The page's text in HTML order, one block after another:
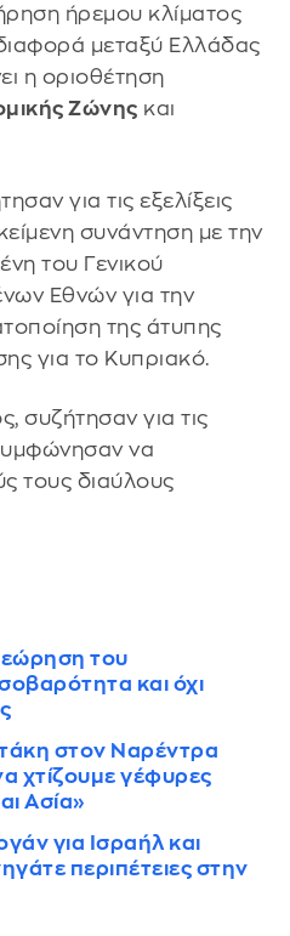
ήρεμου κλίματος
διαφορά μεταξύ Ελλάδας
η οριοθέτηση
Ζώνης και
για τις εξελίξεις
συνάντηση με την
του Γενικού
Εθνών για την
της άτυπης
για το Κυπριακό.
συζήτησαν για τις
να
τους διαύλους
του
και όχι
στον Ναρέντρα
χτίζουμε γέφυρες
Ασία»
για Ισραήλ και
περιπέτειες στην